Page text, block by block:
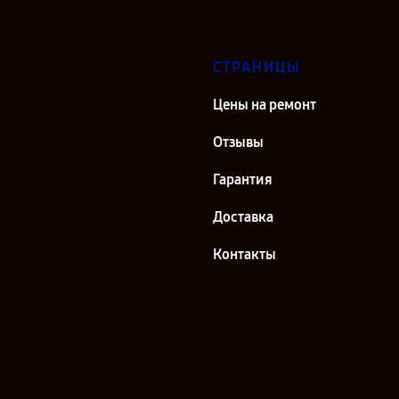
СТРАНИЦЫ
Цены на ремонт
Отзывы
Гарантия
Доставка
Контакты